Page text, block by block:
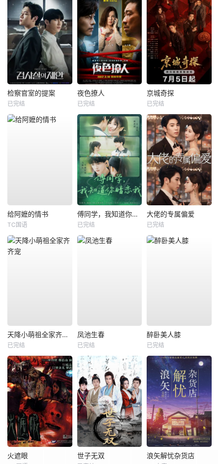
检察官室的提案
已完结
夜色撩人
已完结
京城奇探
已完结
给阿嬷的情书
TC国语
傅同学，我知道你暗恋我
已完结
大佬的专属偏爱
已完结
天降小萌祖全家齐齐宠
已完结
凤池生春
已完结
醉卧美人膝
已完结
火遮眼 世子无双 浪矢解忧杂货店